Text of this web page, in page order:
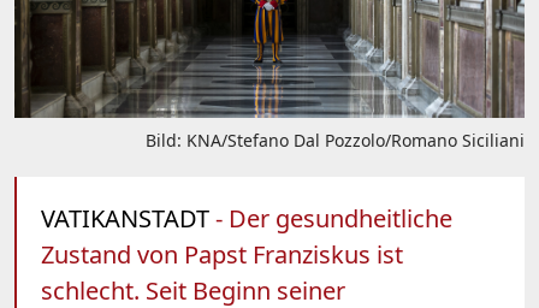
Bild: KNA/Stefano Dal Pozzolo/Romano Siciliani
VATIKANSTADT- Der gesundheitliche
Zustand von Papst Franziskus ist
schlecht. Seit Beginn seiner